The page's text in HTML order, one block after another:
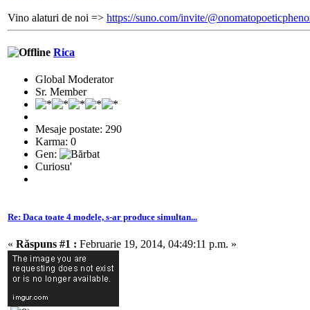
Vino alaturi de noi => https://suno.com/invite/
Rica
Global Moderator
Sr. Member
Mesaje postate: 290
Karma: 0
Gen:
Curiosu'
Re: Daca toate 4 modele, s-ar produce simultan...
« Răspuns #1 : Februarie 19, 2014, 04:49:11 p.m. »